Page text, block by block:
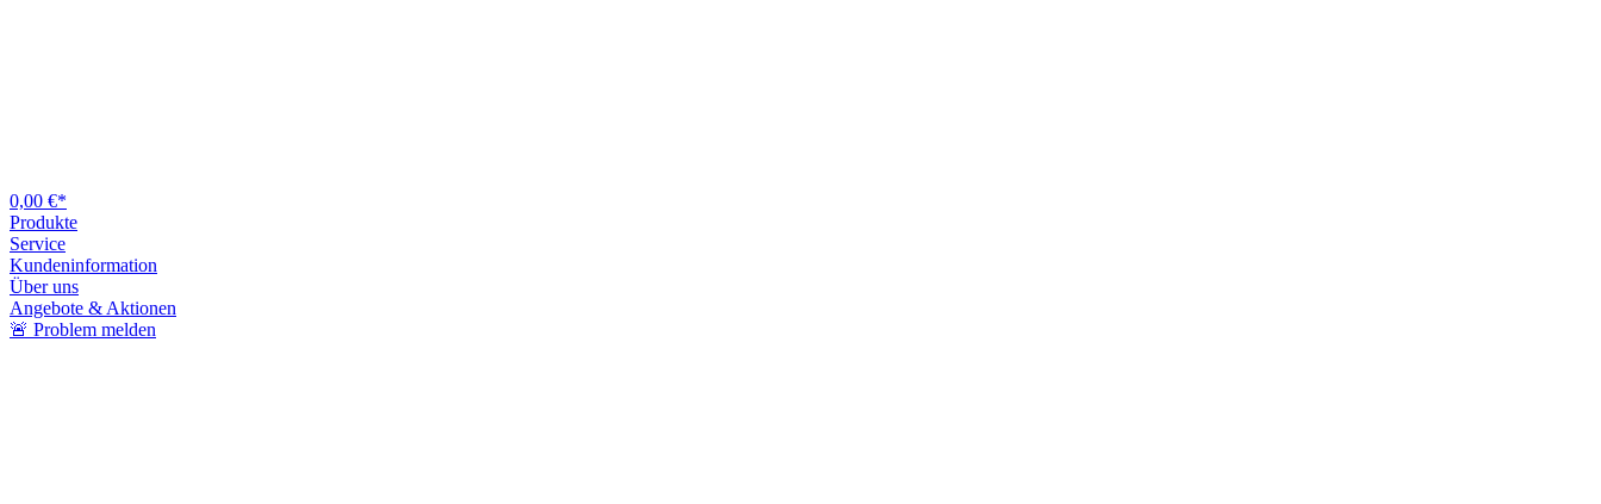
0,00 €*
Produkte
Service
Kundeninformation
Über uns
Angebote & Aktionen
🚨 Problem melden